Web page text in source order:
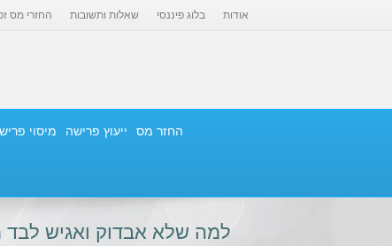
אודות בלוג פיננסי שאלות ותשובות החזרי מס
החזר מס ייעוץ פרישה מיסוי
למה שלא אבדוק ואגיש